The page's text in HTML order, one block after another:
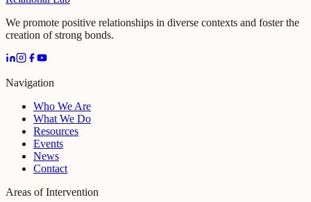
We promote positive relationships in diverse contexts and foster the
creation of strong bonds.
Navigation
Who We Are
What We Do
Resources
Events
News
Contact
Areas of Intervention